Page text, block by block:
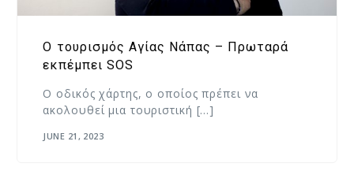
Ο τουρισμός Αγίας Νάπας – Πρωταρά
εκπέμπει SOS
Ο οδικός χάρτης, o οποίος πρέπει να
ακολουθεί μια τουριστική […]
JUNE 21, 2023